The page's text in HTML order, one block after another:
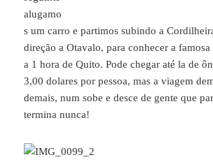
alugamo
s um carro e partimos subindo a
direção a Otavalo, para conhecer a famosa
a 1 hora de Quito. Pode chegar até la de
3,00 dolares por pessoa, mas a viagem
demais, num sobe e desce de gente que
termina nunca!